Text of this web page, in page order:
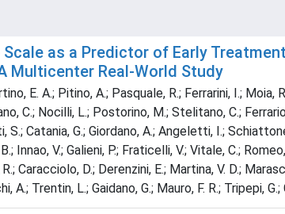
as a Predictor of Early
Multicenter Real-World Study
E. A.; Pitino, A.; Pasquale, R.; Ferrarini, I.;
C.; Nocilli, L.; Postorino, M.; Stelitano, C.;
S.; Catania, G.; Giordano, A.; Angeletti, I.;
Innao, V.; Galieni, P.; Fraticelli, V.; Vitale, C.;
Caracciolo, D.; Derenzini, E.; Martina, V. D.;
A.; Trentin, L.; Gaidano, G.; Mauro, F. R.; Tripepi,